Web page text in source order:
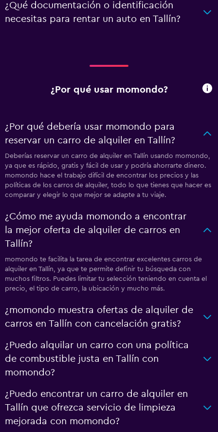
¿Qué documentación o identificación
necesitas para rentar un auto en Tallín?
¿Por qué usar momondo?
¿Por qué debería usar momondo para
reservar un carro de alquiler en Tallín?
Deberías reservar un carro de alquiler en Tallín usando momondo,
ya que es rápido, gratis y fácil de usar y podría ahorrarte dinero.
momondo hace el trabajo difícil de encontrar los precios y las
políticas de los carros de alquiler, todo lo que tienes que hacer es
comparar y elegir lo que mejor se adapte a tu viaje.
¿Cómo me ayuda momondo a encontrar
la mejor oferta de alquiler de carros en
Tallín?
momondo te facilita la tarea de encontrar excelentes carros de
alquiler en Tallín, ya que te permite definir tu búsqueda con
muchos filtros. Puedes limitar tu selección teniendo en cuenta el
precio, el tipo de carro, la ubicación y mucho más.
¿momondo muestra ofertas de alquiler de
carros en Tallín con cancelación gratis?
¿Puedo alquilar un carro con una política
de combustible justa en Tallín con
momondo?
¿Puedo encontrar un carro de alquiler en
Tallín que ofrezca servicio de limpieza
mejorada con momondo?